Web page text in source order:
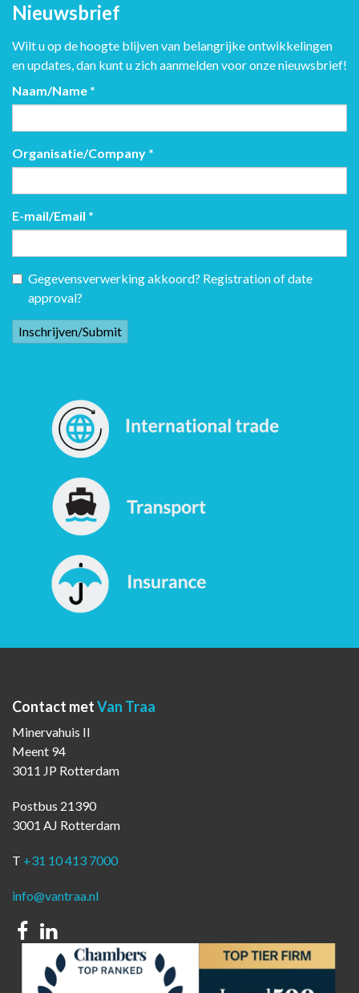
Nieuwsbrief
Wilt u op de hoogte blijven van belangrijke ontwikkelingen
en updates, dan kunt u zich aanmelden voor onze nieuwsbrief!
Naam/Name *
Organisatie/Company *
E-mail/Email *
Gegevensverwerking akkoord? Registration of date
approval?
Contact metVan Traa
Minervahuis II
Meent 94
3011 JP Rotterdam
Postbus 21390
3001 AJ Rotterdam
T +31 10 413 7000
info@vantraa.nl
Facebook
Linkedin